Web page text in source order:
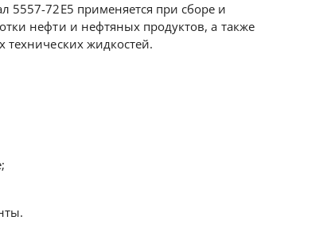
5557-72Е5 применяется при сборе и
нефти и нефтяных продуктов, а также
технических жидкостей.